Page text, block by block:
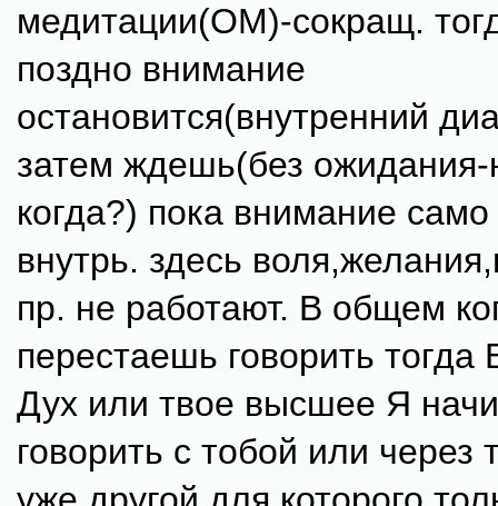
медитации(ОМ)-сокращ.
поздно внимание
остановится(внутренний
затем ждешь(без ожидания-
когда?) пока внимание
внутрь. здесь
пр. не работают. В общем
перестаешь говорить тогда
Дух или твое высшее Я
говорить с тобой или через